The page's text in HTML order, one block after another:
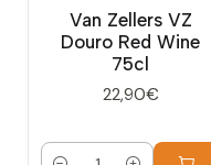
Van Zellers VZ
Douro Red Wine
75cl
22,90€